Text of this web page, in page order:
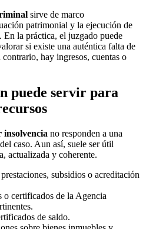
sirve de marco
patrimonial y la ejecución de
la práctica, el juzgado puede
si existe una auténtica falta de
hay ingresos, cuentas o
puede servir para
insolvencia no responden a una
caso. Aun así, suele ser útil
actualizada y coherente.
subsidios o acreditación
o certificados de la Agencia
de saldo.